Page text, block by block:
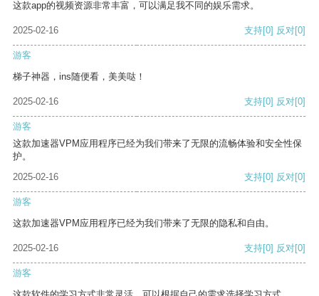
这款app的视频资源非常丰富，可以满足我不同的娱乐需求。
2025-02-16 支持[0] 反对[0]
游客
梯子神器，ins随便看，美美哒！
2025-02-16 支持[0] 反对[0]
游客
这款加速器VPM应用程序已经为我们带来了无限的流畅体验和安全性保
护。
2025-02-16
支持[0] 反对[0]
游客
这款加速器VPM应用程序已经为我们带来了无限的隐私和自由。
2025-02-16 支持[0] 反对[0]
游客